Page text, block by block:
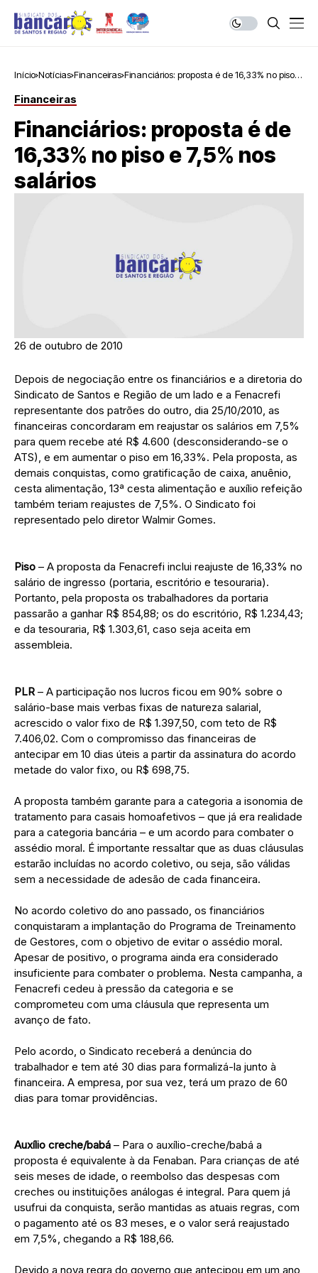
Início Notícias Financeiras Financiários: proposta é de 16,33% no piso e
Financeiras
Financiários: proposta é de
16,33% no piso e 7,5% nos
salários
26 de outubro de 2010
Depois de negociação entre os financiários e a diretoria do
Sindicato de Santos e Região de um lado e a Fenacrefi
representante dos patrões do outro, dia 25/10/2010, as
financeiras concordaram em reajustar os salários em 7,5%
para quem recebe até R$ 4.600 (desconsiderando-se o
ATS), e em aumentar o piso em 16,33%. Pela proposta, as
demais conquistas, como gratificação de caixa, anuênio,
cesta alimentação, 13ª cesta alimentação e auxílio refeição
também teriam reajustes de 7,5%. O Sindicato foi
representado pelo diretor Walmir Gomes.
Piso – A proposta da Fenacrefi inclui reajuste de 16,33% no
salário de ingresso (portaria, escritório e tesouraria).
Portanto, pela proposta os trabalhadores da portaria
passarão a ganhar R$ 854,88; os do escritório, R$ 1.234,43;
e da tesouraria, R$ 1.303,61, caso seja aceita em
assembleia.
PLR– A participação nos lucros ficou em 90% sobre o
salário-base mais verbas fixas de natureza salarial,
acrescido o valor fixo de R$ 1.397,50, com teto de R$
7.406,02. Com o compromisso das financeiras de
antecipar em 10 dias úteis a partir da assinatura do acordo
metade do valor fixo, ou R$ 698,75.
A proposta também garante para a categoria a isonomia de
tratamento para casais homoafetivos – que já era realidade
para a categoria bancária – e um acordo para combater o
assédio moral. É importante ressaltar que as duas cláusulas
estarão incluídas no acordo coletivo, ou seja, são válidas
sem a necessidade de adesão de cada financeira.
No acordo coletivo do ano passado, os financiários
conquistaram a implantação do Programa de Treinamento
de Gestores, com o objetivo de evitar o assédio moral.
Apesar de positivo, o programa ainda era considerado
insuficiente para combater o problema. Nesta campanha, a
Fenacrefi cedeu à pressão da categoria e se
comprometeu com uma cláusula que representa um
avanço de fato.
Pelo acordo, o Sindicato receberá a denúncia do
trabalhador e tem até 30 dias para formalizá-la junto à
financeira. A empresa, por sua vez, terá um prazo de 60
dias para tomar providências.
Auxílio creche/babá – Para o auxílio-creche/babá a
proposta é equivalente à da Fenaban. Para crianças de até
seis meses de idade, o reembolso das despesas com
creches ou instituições análogas é integral. Para quem já
usufrui da conquista, serão mantidas as atuais regras, com
o pagamento até os 83 meses, e o valor será reajustado
em 7,5%, chegando a R$ 188,66.
Devido a nova regra do governo que antecipou em um ano